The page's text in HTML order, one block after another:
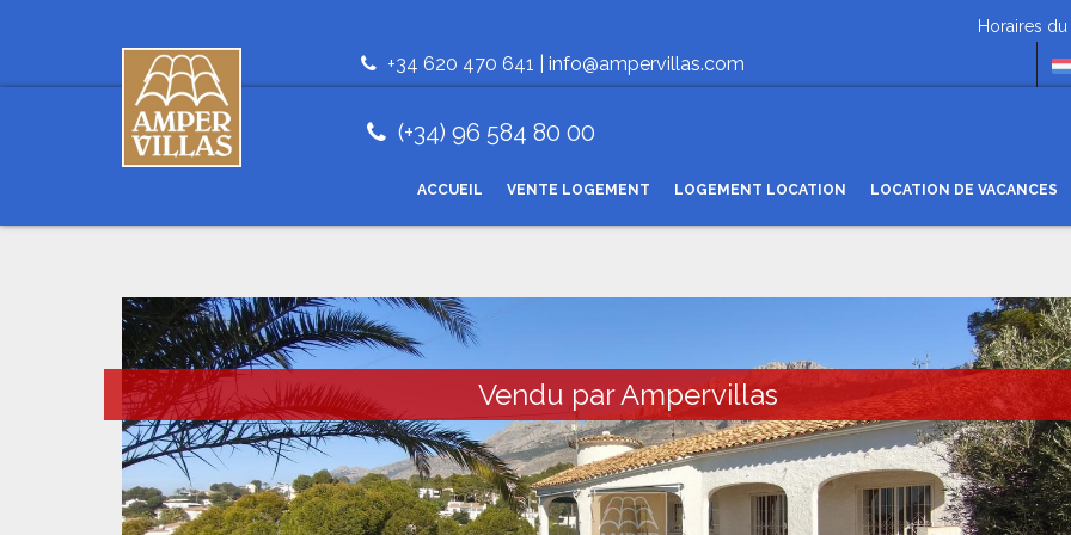
Horaires du lundi au
+34 620 470 641 | info@ampervillas.com
(+34) 96 584 80 00
ACCUEIL VENTE LOGEMENT LOGEMENT LOCATION LOCATION DE VACANCES
Vendu par Ampervillas